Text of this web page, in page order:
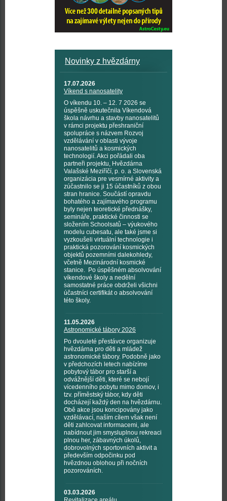
Novinky z hvězdárny
17.07.2026
Víkend s nanosatelity
O víkendu 10. – 12. 7 2026 se
úspěšně uskutečnila Víkendová
škola návrhu a stavby nanosatelitů
v rámci projektu přeshraniční
spolupráce s názvem Rozvoj
vzdělávání v oblasti vývoje
nanosatelitů a kosmických
technologií. Akci pořádali oba
partneři projektu, Hvězdárna
Valašské Meziříčí, p. o. a Slovenská
organizácia pre vesmírné aktivity a
zúčastnilo se ji 15 účastníků z obou
stran hranice. Součástí opravdu
bohatého a zajímavého programu
byly nejen teoretické přednášky,
semináře, praktické činnosti se
složením Schoolsatů – výukového
modelu cubesatu, ale také jsme si
vyzkoušeli virtuální technologie i
praktická pozorování kosmických
objektů pozemními dalekohledy,
včetně Mezinárodní kosmické
stanice. Po úspěšném absolvování
víkendové školy a nedělní
samostatné práce obdrželi všichni
účastníci certifikát o absolvování
této školy.
11.05.2026
Astronomické tábory 2026
Po dvouleté přestávce organizuje
hvězdárna pro děti a mládež
astronomické tábory. Podobně jako
v předchozích letech nabízíme
pobytový tábor pro starší a
odvážnější děti, které se nebojí
vícedenního pobytu mimo domov, i
tzv. příměstský tábor, kdy děti
docházejí každý den na hvězdárnu.
Obě akce jsou koncipovány jako
vzdělávací, naším cílem však není
děti zahlcovat informacemi, ale
nabídnout jim smysluplnou rekreaci
plnou her, zábavných úkolů,
dobrovolných sportovních aktivit a
především odpočinku pod
hvězdnou oblohou při nočních
pozorováních.
03.03.2026